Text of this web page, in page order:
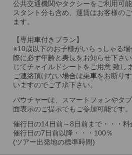
公共交通機関やタクシーをご利用可
スタント分も含め、運賃はお客様の
ます。
【専用車付きプラン】
※10歳以下のお子様がいらっしゃる
際に必ず年齢と身長をお知らせ下さ
じてチャイルドシートをご用意 致し
ご連絡頂けない場合は乗車をお断り
いますのでご了承下さい。
バウチャーは、スマートフォンやタ
面表示のご提示でもご参加可能です。
催行日の14日前～8日前まで・・・料
催行日の7日前以降・・・100％
(ツアー出発地の標準時間)